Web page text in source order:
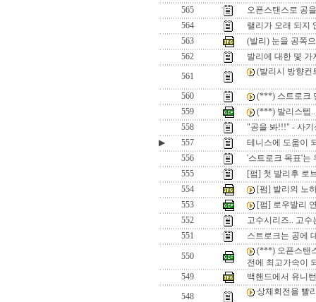
565
오픈스탠스로 공
564
랠리가 오래 되지
563
(발리) 눈을 공쪽
562
발리에 대한 몇 가
561
(발리시 방향컨
560
(***) 스트로크
559
(***) 발리스텝..
558
"공을 봐!!!" - 사기
▶
557
테니스에 도움이
556
'스트로크 목표'는
555
[펌] 첫 발리후 로
554
[펌] 발리의 노
553
[펌] 로우발리
552
고수시리즈.. 고수
551
스트로크는 공에
550
(***) 오픈스탠
전에 최고가속이
549
백핸드에서 유니
548
상체회전을 빨